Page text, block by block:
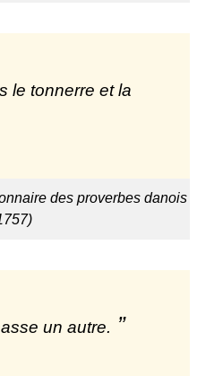
le tonnerre et la
des proverbes danois
un autre.